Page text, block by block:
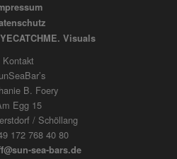
Visuals
Kontakt
B. Foery
Egg 15
/ Schöllang
172 768 40 80
sea-bars.de